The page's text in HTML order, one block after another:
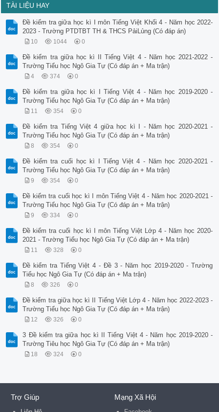
TÀI LIỆU HAY
Đề kiểm tra giữa học kì I môn Tiếng Việt Khối 4 - Năm học 2022-
2023 - Trường PTDTBT TH & THCS PảiLủng (Có đáp án)
10 1044 0
Đề kiểm tra giữa học kì II Tiếng Việt 4 - Năm học 2021-2022 -
Trường Tiểu học Ngô Gia Tự (Có đáp án + Ma trận)
4 374 0
Đề kiểm tra giữa học kì I Tiếng Việt 4 - Năm học 2019-2020 -
Trường Tiểu học Ngô Gia Tự (Có đáp án + Ma trận)
11 354 0
Đề kiểm tra Tiếng Việt 4 giữa học kì I - Năm học 2020-2021 -
Trường Tiểu học Ngô Gia Tự (Có đáp án + Ma trận)
8 354 0
Đề kiểm tra cuối học kì I Tiếng Việt 4 - Năm học 2020-2021 -
Trường Tiểu học Ngô Gia Tự (Có đáp án + Ma trận)
9 354 0
Đề kiểm tra cuối học kì I môn Tiếng Việt 4 - Năm học 2020-2021 -
Trường Tiểu học Ngô Gia Tự (Có đáp án + Ma trận)
9 334 0
Đề kiểm tra cuối học kì I môn Tiếng Việt Lớp 4 - Năm học 2020-
2021 - Trường Tiểu học Ngô Gia Tự (Có đáp án + Ma trận)
11 328 0
Đề kiểm tra Tiếng Việt 4 - Đề 3 - Năm học 2019-2020 - Trường
Tiểu học Ngô Gia Tự (Có đáp án + Ma trận)
8 326 0
Đề kiểm tra giữa học kì II Tiếng Việt Lớp 4 - Năm học 2022-2023 -
Trường Tiểu học Ngô Gia Tự (Có đáp án + Ma trận)
12 326 0
3 Đề kiểm tra giữa học kì II Tiếng Việt 4 - Năm học 2019-2020 -
Trường Tiêu học Ngô Gia Tự (Có đáp án + Ma trận)
18 324 0
Trợ Giúp Mạng Xã Hội